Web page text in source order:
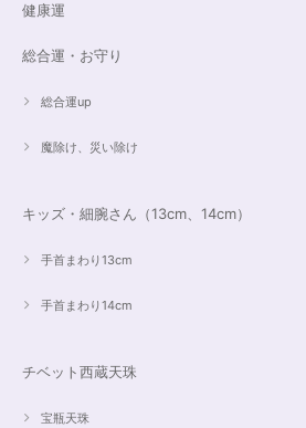
健康運
総合運・お守り
総合運up
魔除け、災い除け
キッズ・細腕さん（13cm、14cm）
手首まわり13cm
手首まわり14cm
チベット西蔵天珠
宝瓶天珠